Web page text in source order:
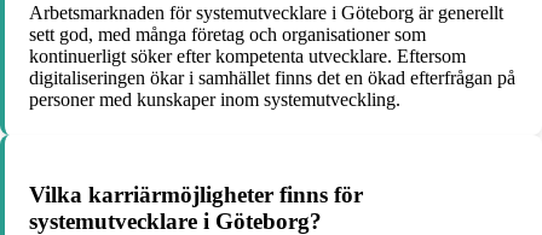
Arbetsmarknaden för systemutvecklare i Göteborg är generellt
sett god, med många företag och organisationer som
kontinuerligt söker efter kompetenta utvecklare. Eftersom
digitaliseringen ökar i samhället finns det en ökad efterfrågan på
personer med kunskaper inom systemutveckling.
Vilka karriärmöjligheter finns för
systemutvecklare i Göteborg?